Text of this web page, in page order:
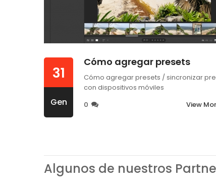
31
Gen
Cómo agregar presets
Cómo agregar presets / sincronizar
con dispositivos móviles
0
View
Algunos de nuestros